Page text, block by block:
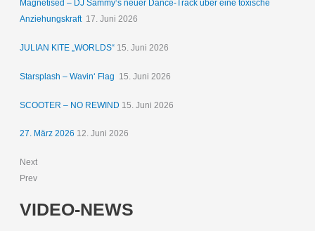
Magnetised – DJ Sammy‘s neuer Dance-Track über eine toxische
Anziehungskraft 17. Juni 2026
JULIAN KITE „WORLDS“ 15. Juni 2026
Starsplash – Wavin‘ Flag 15. Juni 2026
SCOOTER – NO REWIND 15. Juni 2026
27. März 2026 12. Juni 2026
Next
Prev
VIDEO-NEWS